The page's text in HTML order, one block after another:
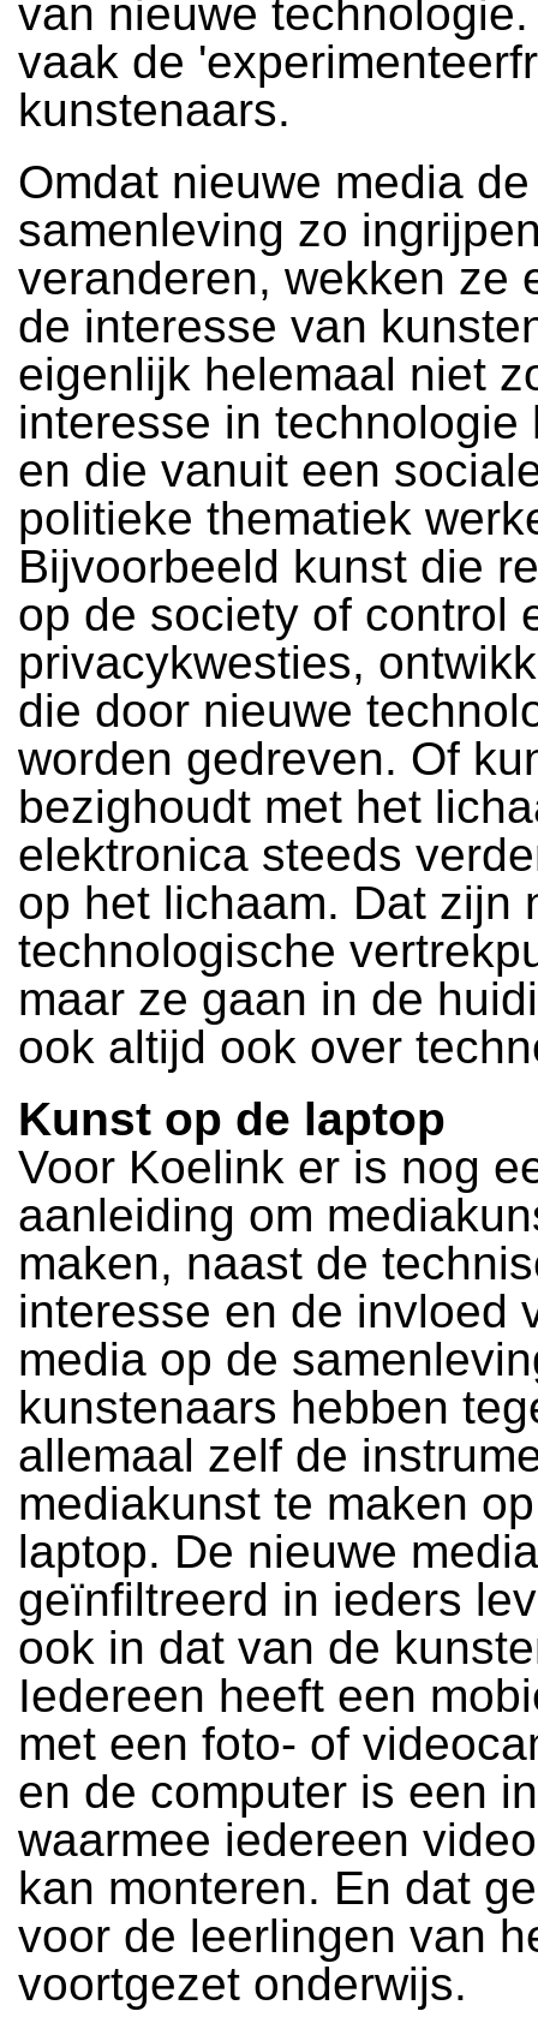
van nieuwe
vaak de
kunstenaars.
Omdat nieuwe media de
samenleving zo
veranderen, wekken ze
de interesse van
eigenlijk helemaal niet
interesse in technologie
en die vanuit een
politieke thematiek
Bijvoorbeeld kunst die
op de society of control
privacykwesties,
die door nieuwe
worden gedreven. Of
bezighoudt met het
elektronica steeds
op het lichaam. Dat zijn
technologische
maar ze gaan in de
ook altijd ook over
Kunst op de laptop
Voor Koelink er is nog
aanleiding om
maken, naast de
interesse en de invloed
media op de
kunstenaars hebben
allemaal zelf de
mediakunst te maken
laptop. De nieuwe
geïnfiltreerd in ieders
ook in dat van de
Iedereen heeft een
met een foto- of
en de computer is een
waarmee iedereen
kan monteren. En dat
voor de leerlingen van
voortgezet onderwijs.